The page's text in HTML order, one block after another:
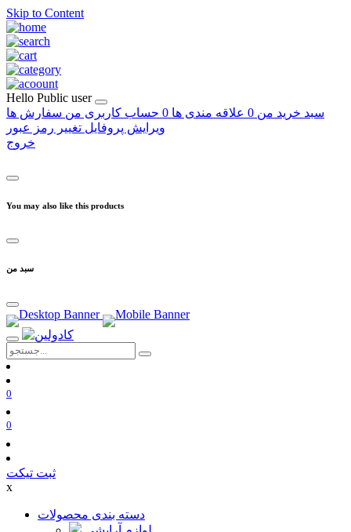
Skip to Content
Hello Public user
سبد خرید من 0 علاقه مندی ها 0 حساب کاربری من سفارش ها
ویرایش پروفایل تغییر رمز عبور
خروج
You may also like this products
سبد من
0
0
ثبت تیکت
x
دسته بندی محصولات